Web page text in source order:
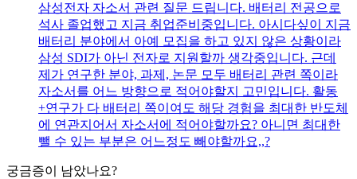
삼성전자 자소서 관련 질문 드립니다. 배터리 전공으로
석사 졸업했고 지금 취업준비중입니다. 아시다싶이 지금
배터리 분야에서 아예 모집을 하고 있지 않은 상황이라
삼성 SDI가 아닌 전자로 지원할까 생각중입니다. 근데
제가 연구한 분야, 과제, 논문 모두 배터리 관련 쪽이라
자소서를 어느 방향으로 적어야할지 고민입니다. 활동
+연구가 다 배터리 쪽이여도 해당 경험을 최대한 반도체
에 연관지어서 자소서에 적어야할까요? 아니면 최대한
뺄 수 있는 부분은 어느정도 빼야할까요,,?
궁금증이 남았나요?